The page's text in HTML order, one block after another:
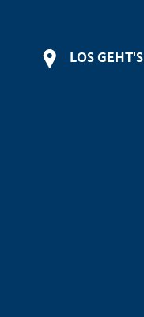
LOS GEHT'S